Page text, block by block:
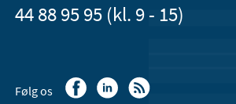
44 88 95 95 (kl. 9 - 15)
Følg os